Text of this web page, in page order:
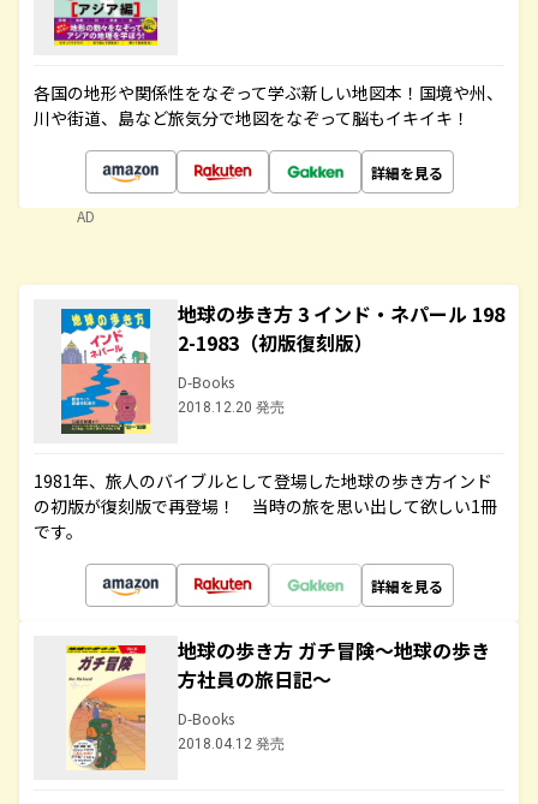
各国の地形や関係性をなぞって学ぶ新しい地図本！国境や州、
川や街道、島など旅気分で地図をなぞって脳もイキイキ！
詳細を見る
AD
地球の歩き方 3 インド・ネパール 198
2-1983（初版復刻版）
D-Books
2018.12.20 発売
1981年、旅人のバイブルとして登場した地球の歩き方インド
の初版が復刻版で再登場！ 当時の旅を思い出して欲しい1冊
です。
詳細を見る
地球の歩き方 ガチ冒険～地球の歩き
方社員の旅日記～
D-Books
2018.04.12 発売